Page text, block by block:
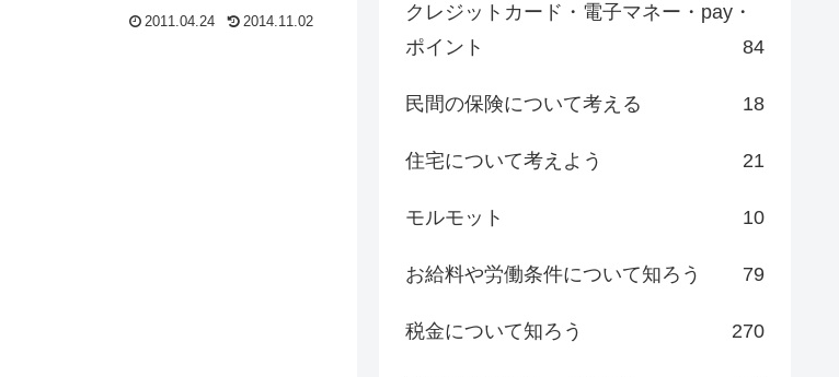
2011.04.24 2014.11.02
クレジットカード・電子マネー・pay・
ポイント
84
民間の保険について考える 18
住宅について考えよう 21
モルモット 10
お給料や労働条件について知ろう 79
税金について知ろう 270